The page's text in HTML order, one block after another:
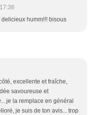
humm!!! bisous
excellente et fraîche,
savoureuse et
je la remplace en général
je suis de ton avis... trop